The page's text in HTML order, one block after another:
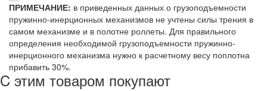
ПРИМЕЧАНИЕ: в приведенных данных о грузоподъемности
пружинно-инерционных механизмов не учтены силы трения в
самом механизме и в полотне роллеты. Для правильного
определения необходимой грузоподъемности пружинно-
инерционного механизма нужно к расчетному весу поплотна
прибавить 30%.
C этим товаром покупают